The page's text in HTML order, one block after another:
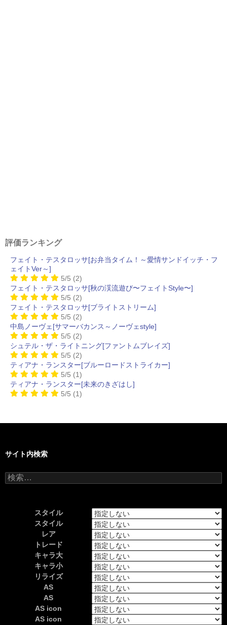
評価ランキング
フェイト・テスタロッサ[お弁当タイム！～愛情サンドイッチ・フ
ェイトVer～]
5/5 (2)
フェイト・テスタロッサ[秋の渓流遊び〜フェイトStyle〜]
5/5 (2)
フェイト・テスタロッサ[ブライトストリーム]
5/5 (2)
中島ノーヴェ[サマーバカンス～ノーヴェstyle]
5/5 (2)
シュテル・ザ・ライトニング[ファントムブレイズ]
5/5 (2)
ティアナ・ランスター[ブルーロードストライカー]
5/5 (1)
ティアナ・ランスター[未来のきざはし]
5/5 (1)
サイト内検索
検
索:
スタイル
スタイル
レア
トレード
キャラ大
キャラ小
リライズ
AS
AS
AS icon
AS icon